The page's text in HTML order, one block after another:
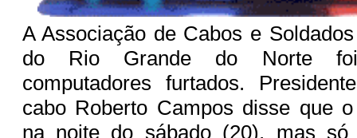
A Associação de Cabos e
do Rio Grande do Norte
computadores furtados.
cabo Roberto Campos disse que
na noite do sábado (20), mas só